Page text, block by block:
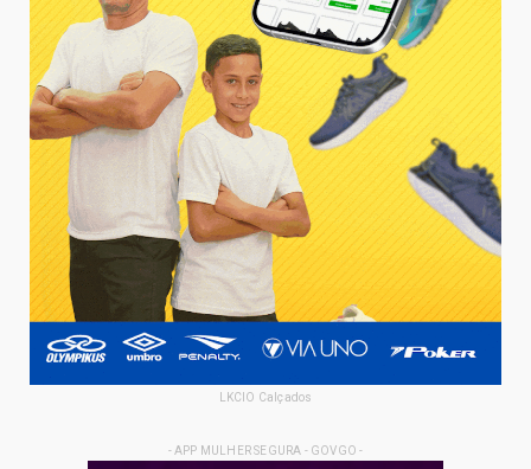
LKCIO Calçados
- APP MULHER SEGURA - GOVGO -